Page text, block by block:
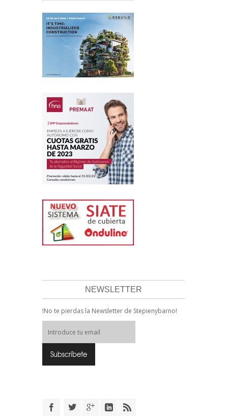
NEWSLETTER
!No te pierdas la Newsletter de Stepienybarno!